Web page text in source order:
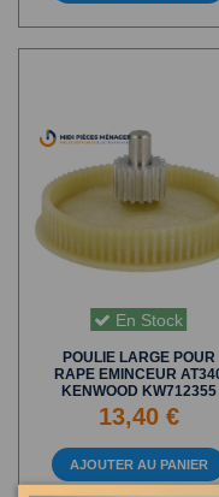
En Stock
POULIE LARGE POUR
RAPE EMINCEUR
KENWOOD KW712355
13,40 €
AJOUTER AU PANIER